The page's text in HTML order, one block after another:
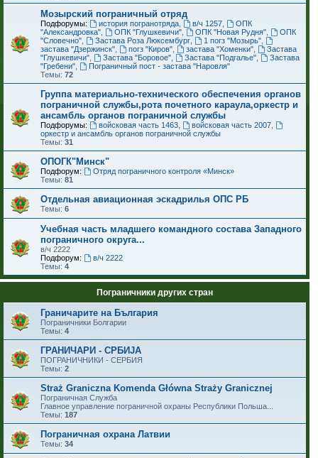
Мозырский пограничный отряд
Подфорумы: история погранотряда, в/ч 1257,
ОПК
"Александровка", ОПК "Глушкевичи", ОПК "Новая Рудня",
ОПК
"Словечно", Застава Роза Люксембург, 1 погз "Мозырь",
застава "Дзержинск", погз "Киров", застава "Хоменки",
Застава
"Глушкевичи", Застава "Боровое", Застава "Подгалье",
Застава
"Гребени",
Пограничный пост - застава "Наровля"
Темы: 72
Группа материально-технического обеспечения органов
пограничной службы,рота почетного караула,оркестр и
ансамбль органов пограничной службы
Подфорумы: войсковая часть 1463, войсковая часть 2007,
оркестр и ансамбль органов пограничной службы
Темы: 31
ОПОГК"Минск"
Подфорум:
Отряд пограничного контроля «Минск»
Темы: 81
Отдельная авиационная эскадрилья ОПС РБ
Темы: 6
Учебная часть младшего командного состава Западного
пограничного округа...
в/ч 2222
Подфорум:
в/ч 2222
Темы: 4
Пограничники других стран
Граничарите на България
Пограничники Болгарии
Темы: 4
ГРАНИЧАРИ - СРБИЈА
ПОГРАНИЧНИКИ - СЕРБИЯ
Темы: 2
Straż Graniczna Komenda Główna Straży Granicznej
Пограничная Служба
Главное управление пограничной охраны Республики Польша...
Темы: 187
Пограничная охрана Латвии
Темы: 34